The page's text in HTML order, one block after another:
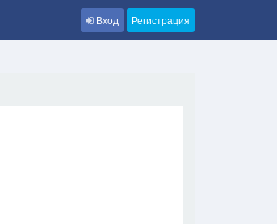
Вход Регистрация